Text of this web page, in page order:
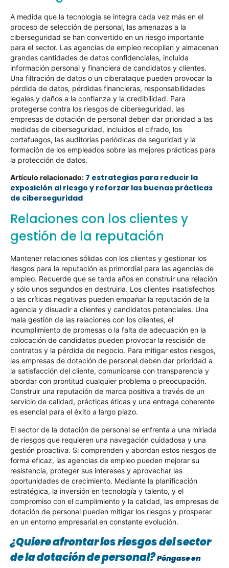
A medida que la tecnología se integra cada vez más en el
proceso de selección de personal, las amenazas a la
ciberseguridad se han convertido en un riesgo importante
para el sector. Las agencias de empleo recopilan y almacenan
grandes cantidades de datos confidenciales, incluida
información personal y financiera de candidatos y clientes.
Una filtración de datos o un ciberataque pueden provocar la
pérdida de datos, pérdidas financieras, responsabilidades
legales y daños a la confianza y la credibilidad. Para
protegerse contra los riesgos de ciberseguridad, las
empresas de dotación de personal deben dar prioridad a las
medidas de ciberseguridad, incluidos el cifrado, los
cortafuegos, las auditorías periódicas de seguridad y la
formación de los empleados sobre las mejores prácticas para
la protección de datos.
Artículo relacionado: 7 estrategias para reducir la
exposición al riesgo y reforzar las buenas prácticas
de ciberseguridad
Relaciones con los clientes y
gestión de la reputación
Mantener relaciones sólidas con los clientes y gestionar los
riesgos para la reputación es primordial para las agencias de
empleo. Recuerde que se tarda años en construir una relación
y sólo unos segundos en destruirla. Los clientes insatisfechos
o las críticas negativas pueden empañar la reputación de la
agencia y disuadir a clientes y candidatos potenciales. Una
mala gestión de las relaciones con los clientes, el
incumplimiento de promesas o la falta de adecuación en la
colocación de candidatos pueden provocar la rescisión de
contratos y la pérdida de negocio. Para mitigar estos riesgos,
las empresas de dotación de personal deben dar prioridad a
la satisfacción del cliente, comunicarse con transparencia y
abordar con prontitud cualquier problema o preocupación.
Construir una reputación de marca positiva a través de un
servicio de calidad, prácticas éticas y una entrega coherente
es esencial para el éxito a largo plazo.
El sector de la dotación de personal se enfrenta a una miríada
de riesgos que requieren una navegación cuidadosa y una
gestión proactiva. Si comprenden y abordan estos riesgos de
forma eficaz, las agencias de empleo pueden mejorar su
resistencia, proteger sus intereses y aprovechar las
oportunidades de crecimiento. Mediante la planificación
estratégica, la inversión en tecnología y talento, y el
compromiso con el cumplimiento y la calidad, las empresas de
dotación de personal pueden mitigar los riesgos y prosperar
en un entorno empresarial en constante evolución.
¿Quiere afrontar los riesgos del sector
de la dotación de personal?Póngase en